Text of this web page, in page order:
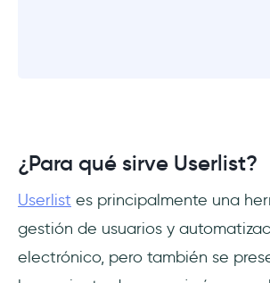
¿Para qué sirve Userlist?
Userlist es principalmente una
gestión de usuarios y
electrónico, pero también se